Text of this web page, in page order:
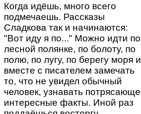
Когда идёшь, много всего
подмечаешь. Рассказы
Сладкова так и начинаются:
"Вот иду я по..." Можно идти по
лесной полянке, по болоту, по
полю, по лугу, по берегу моря и
вместе с писателем замечать
то, что не увидел обычный
человек, узнавать потрясающе
интересные факты. Иной раз